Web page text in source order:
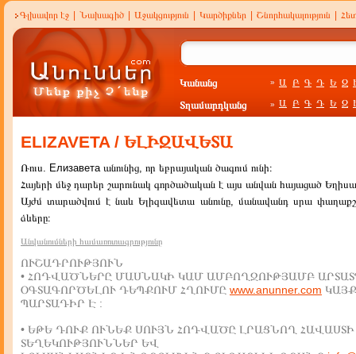
Գլխավոր էջ Նախագիծ Աջակցություն Կարծիքներ Շնորհակալություն
Կանանց » Ա Բ Գ Դ Ե Զ
Տղամարդկանց » Ա Բ Գ Դ Ե Զ
ELIZAVETA / ԵԼԻԶԱՎԵՏԱ
Ռուս. Елизавета անունից, որ եբրայական ծագում ունի։
Հայերի մեջ դարեր շարունակ գործածական է այս անվան հայացած
Այժմ տարածվում է նաև Ելիզավետա անունը, մանավանդ սրա
ձևերը։
Անվանումների համառոտագրությունը
ՈՒՇԱԴՐՈՒԹՅՈՒՆ
• ՀՈԴՎԱԾՆԵՐԸ ՄԱՍՆԱԿԻ ԿԱՄ ԱՄԲՈՂՋՈՒԹՅԱՄԲ
ՕԳՏԱԳՈՐԾԵԼՈՒ ԴԵՊՔՈՒՄ ՀՂՈՒՄԸ www.anunner.com
ՊԱՐՏԱԴԻՐ Է :
• ԵԹԵ ԴՈՒՔ ՈՒՆԵՔ ՍՈՒՅՆ ՀՈԴՎԱԾԸ ԼՐԱՑՆՈՂ ՀԱՎԱՍՏԻ
ՏԵՂԵԿՈՒԹՅՈՒՆՆԵՐ ԵՎ